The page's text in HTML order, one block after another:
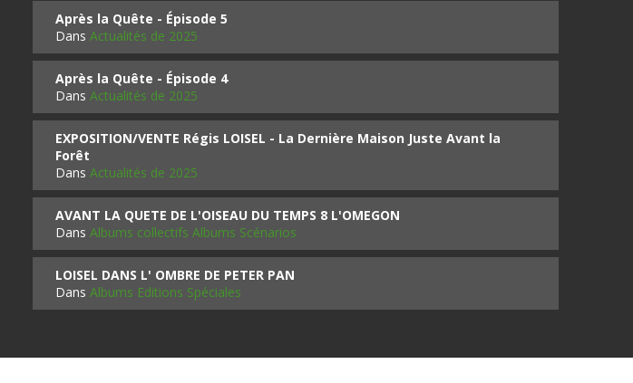
Après la Quête - Épisode 5
Dans Actualités de 2025
Après la Quête - Épisode 4
Dans Actualités de 2025
EXPOSITION/VENTE Régis LOISEL - La Dernière Maison Juste Avant la
Forêt
Dans Actualités de 2025
AVANT LA QUETE DE L'OISEAU DU TEMPS 8 L'OMEGON
Dans Albums collectifs Albums Scénarios
LOISEL DANS L' OMBRE DE PETER PAN
Dans Albums Editions Spéciales